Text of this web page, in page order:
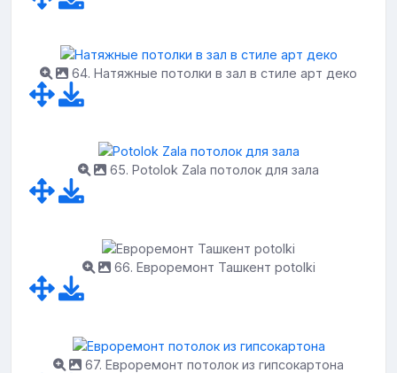
64. Натяжные потолки в зал в стиле арт деко
65. Potolok Zala потолок для зала
66. Евроремонт Ташкент potolki
67. Евроремонт потолок из гипсокартона